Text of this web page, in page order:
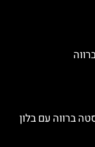
ברווה עם בלון